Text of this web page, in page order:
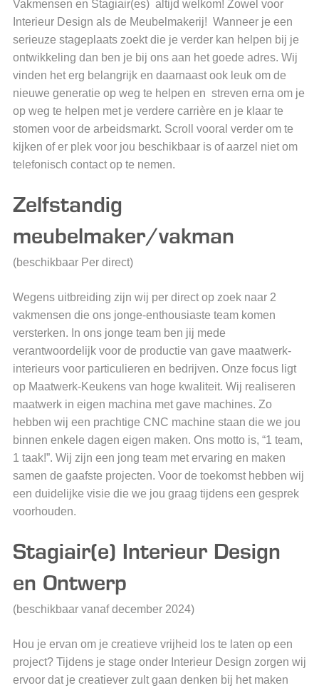
Vakmensen en Stagiair(es) altijd welkom! Zowel voor
Interieur Design als de Meubelmakerij! Wanneer je een
serieuze stageplaats zoekt die je verder kan helpen bij je
ontwikkeling dan ben je bij ons aan het goede adres. Wij
vinden het erg belangrijk en daarnaast ook leuk om de
nieuwe generatie op weg te helpen en streven erna om je
op weg te helpen met je verdere carrière en je klaar te
stomen voor de arbeidsmarkt. Scroll vooral verder om te
kijken of er plek voor jou beschikbaar is of aarzel niet om
telefonisch contact op te nemen.
Zelfstandig
meubelmaker/vakman
(beschikbaar Per direct)
Wegens uitbreiding zijn wij per direct op zoek naar 2
vakmensen die ons jonge-enthousiaste team komen
versterken. In ons jonge team ben jij mede
verantwoordelijk voor de productie van gave maatwerk-
interieurs voor particulieren en bedrijven. Onze focus ligt
op Maatwerk-Keukens van hoge kwaliteit. Wij realiseren
maatwerk in eigen machina met gave machines. Zo
hebben wij een prachtige CNC machine staan die we jou
binnen enkele dagen eigen maken. Ons motto is, “1 team,
1 taak!”. Wij zijn een jong team met ervaring en maken
samen de gaafste projecten. Voor de toekomst hebben wij
een duidelijke visie die we jou graag tijdens een gesprek
voorhouden.
Stagiair(e) Interieur Design
en Ontwerp
(beschikbaar vanaf december 2024)
Hou je ervan om je creatieve vrijheid los te laten op een
project? Tijdens je stage onder Interieur Design zorgen wij
ervoor dat je creatiever zult gaan denken bij het maken